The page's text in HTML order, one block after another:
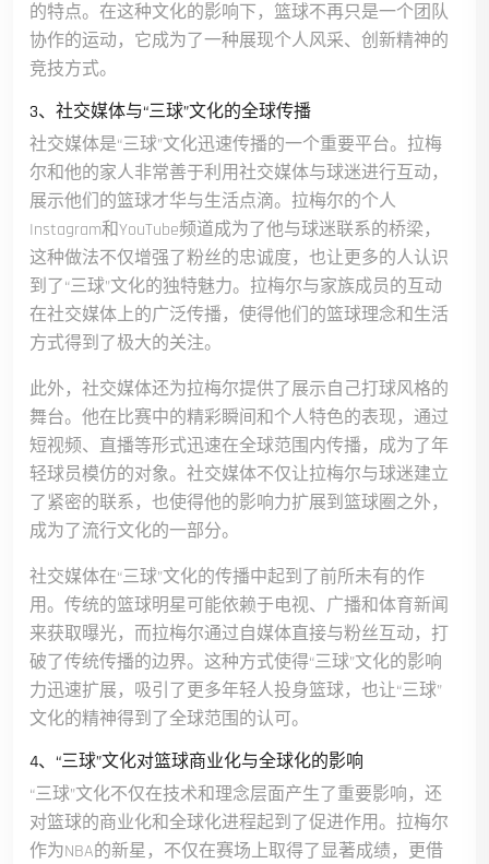
的特点。在这种文化的影响下，篮球不再只是一个团队
协作的运动，它成为了一种展现个人风采、创新精神的
竞技方式。
3、社交媒体与“三球”文化的全球传播
社交媒体是“三球”文化迅速传播的一个重要平台。拉梅
尔和他的家人非常善于利用社交媒体与球迷进行互动，
展示他们的篮球才华与生活点滴。拉梅尔的个人
Instagram和YouTube频道成为了他与球迷联系的桥梁，
这种做法不仅增强了粉丝的忠诚度，也让更多的人认识
到了“三球”文化的独特魅力。拉梅尔与家族成员的互动
在社交媒体上的广泛传播，使得他们的篮球理念和生活
方式得到了极大的关注。
此外，社交媒体还为拉梅尔提供了展示自己打球风格的
舞台。他在比赛中的精彩瞬间和个人特色的表现，通过
短视频、直播等形式迅速在全球范围内传播，成为了年
轻球员模仿的对象。社交媒体不仅让拉梅尔与球迷建立
了紧密的联系，也使得他的影响力扩展到篮球圈之外，
成为了流行文化的一部分。
社交媒体在“三球”文化的传播中起到了前所未有的作
用。传统的篮球明星可能依赖于电视、广播和体育新闻
来获取曝光，而拉梅尔通过自媒体直接与粉丝互动，打
破了传统传播的边界。这种方式使得“三球”文化的影响
力迅速扩展，吸引了更多年轻人投身篮球，也让“三球”
文化的精神得到了全球范围的认可。
4、“三球”文化对篮球商业化与全球化的影响
“三球”文化不仅在技术和理念层面产生了重要影响，还
对篮球的商业化和全球化进程起到了促进作用。拉梅尔
作为NBA的新星，不仅在赛场上取得了显著成绩，更借